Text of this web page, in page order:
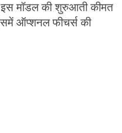
इस मॉडल की शुरुआती कीमत
ऑप्शनल फीचर्स की